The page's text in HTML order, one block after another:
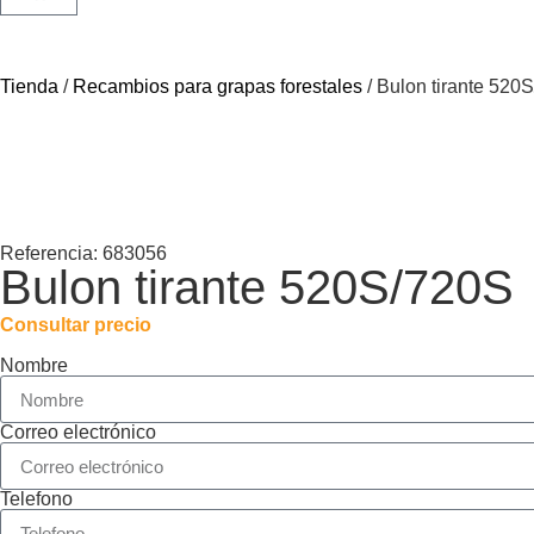
Tienda / Recambios para grapas forestales / Bulon tirante
Referencia: 683056
Bulon tirante 520S/720S
Consultar precio
Nombre
Correo electrónico
Telefono